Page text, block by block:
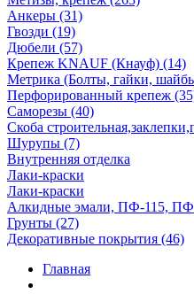
Анкеры (31)
Гвозди (19)
Дюбели (57)
Крепеж KNAUF (Кнауф) (14)
Метрика (Болты, гайки,
Перфорированный крепеж
Саморезы (40)
Скоба
Шурупы (7)
Внутренняя отделка
Лаки-краски
Лаки-краски
Алкидные эмали, ПФ-115,
Грунты (27)
Декоративные покрытия (46)
Главная